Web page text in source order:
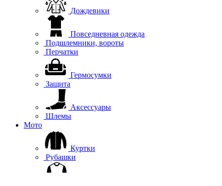
Дождевики
Повседневная одежда
Подшлемники, вороты
Перчатки
Гермосумки
Защита
Аксессуары
Шлемы
Мото
Куртки
Рубашки